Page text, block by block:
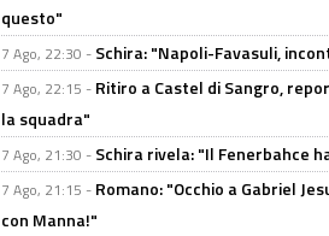
questo"
7 Ago, 22:30 - Schira: "Napoli-Favasuli,
7 Ago, 22:15 - Ritiro a Castel di Sangro,
la squadra"
7 Ago, 21:30 - Schira rivela: "Il Fenerbahce
7 Ago, 21:15 - Romano: "Occhio a Gabriel
con Manna!"